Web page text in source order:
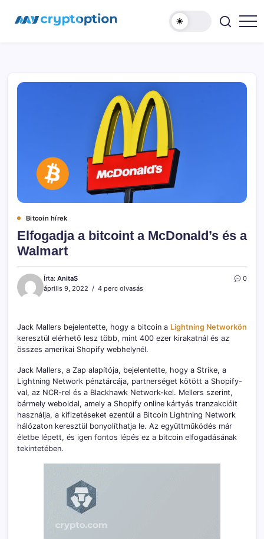
MyCryptOption
Bitcoin hírek
Elfogadja a bitcoint a McDonald’s és a
Walmart
Írta: AnitaS
április 9, 2022
4 perc olvasás
0
Jack Mallers bejelentette, hogy a bitcoin a Lightning Networkön
keresztül elérhető lesz több, mint 400 ezer kirakatnál és az
összes amerikai Shopify webhelynél.
Jack Mallers, a Zap alapítója, bejelentette, hogy a Strike, a
Lightning Network pénztárcája, partnerséget kötött a Shopify-
val, az NCR-rel és a Blackhawk Network-kel. Mellers szerint,
bármely weboldal, amely a Shopify online kártyás tranzakcióit
használja, a kifizetéseket ezentúl a Bitcoin Lightning Network
hálózaton keresztül bonyolíthatja le. Az együttműködés már
életbe lépett, és igen fontos lépés ez a bitcoin elfogadásának
tekintetében.